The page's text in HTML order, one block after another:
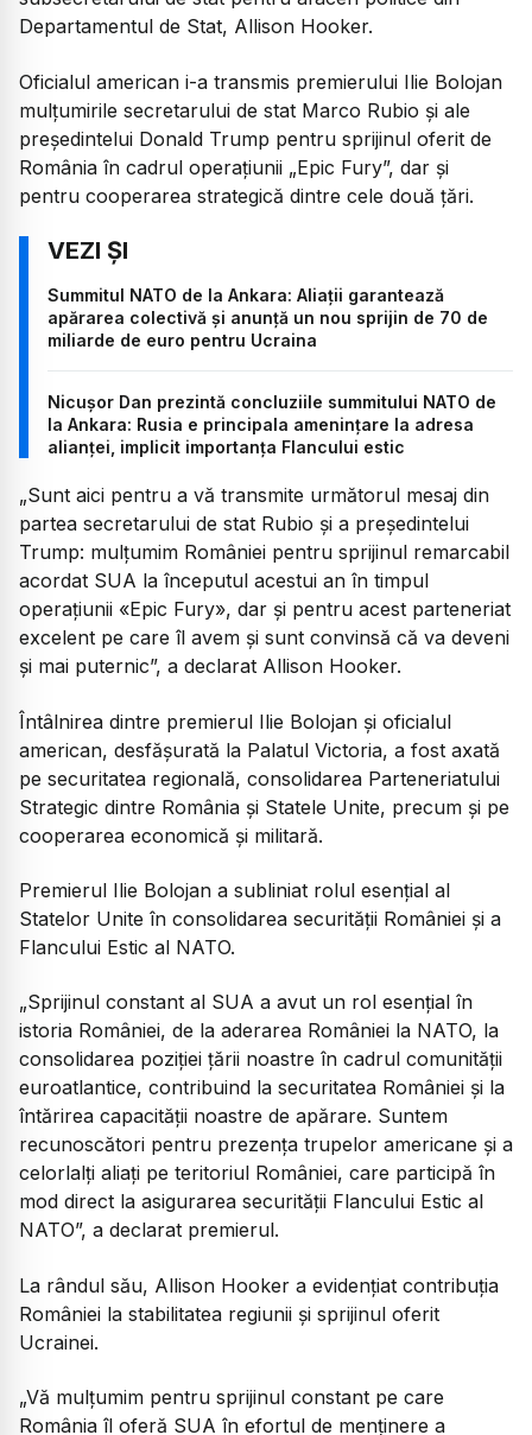
Departamentul de Stat, Allison Hooker.
Oficialul american i-a transmis premierului Ilie Bolojan
mulțumirile secretarului de stat Marco Rubio și ale
președintelui Donald Trump pentru sprijinul oferit de
România în cadrul operațiunii „Epic Fury”, dar și
pentru cooperarea strategică dintre cele două țări.
Summitul NATO de la Ankara: Aliații garantează
apărarea colectivă și anunță un nou sprijin de 70 de
miliarde de euro pentru Ucraina
Nicușor Dan prezintă concluziile summitului NATO de
la Ankara: Rusia e principala amenințare la adresa
alianței, implicit importanța Flancului estic
„Sunt aici pentru a vă transmite următorul mesaj din
partea secretarului de stat Rubio și a președintelui
Trump: mulțumim României pentru sprijinul remarcabil
acordat SUA la începutul acestui an în timpul
operațiunii «Epic Fury», dar și pentru acest parteneriat
excelent pe care îl avem și sunt convinsă că va deveni
și mai puternic”, a declarat Allison Hooker.
Întâlnirea dintre premierul Ilie Bolojan și oficialul
american, desfășurată la Palatul Victoria, a fost axată
pe securitatea regională, consolidarea Parteneriatului
Strategic dintre România și Statele Unite, precum și pe
cooperarea economică și militară.
Premierul Ilie Bolojan a subliniat rolul esențial al
Statelor Unite în consolidarea securității României și a
Flancului Estic al NATO.
„Sprijinul constant al SUA a avut un rol esențial în
istoria României, de la aderarea României la NATO, la
consolidarea poziției țării noastre în cadrul comunității
euroatlantice, contribuind la securitatea României și la
întărirea capacității noastre de apărare. Suntem
recunoscători pentru prezența trupelor americane și a
celorlalți aliați pe teritoriul României, care participă în
mod direct la asigurarea securității Flancului Estic al
NATO”, a declarat premierul.
La rândul său, Allison Hooker a evidențiat contribuția
României la stabilitatea regiunii și sprijinul oferit
Ucrainei.
„Vă mulțumim pentru sprijinul constant pe care
România îl oferă SUA în efortul de menținere a